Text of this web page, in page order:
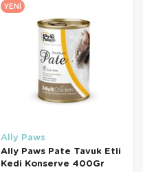
YENI
Ally Paws
Ally Paws Pate Tavuk Etli
Kedi Konserve 400Gr